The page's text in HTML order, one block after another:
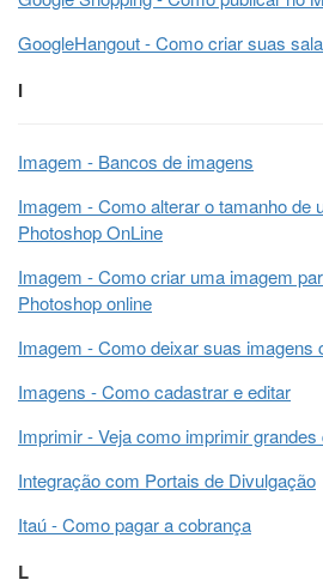
GoogleHangout - Como criar suas
I
Imagem - Bancos de imagens
Imagem - Como alterar o tamanho de
Photoshop OnLine
Imagem - Como criar uma imagem
Photoshop online
Imagem - Como deixar suas imagens
Imagens - Como cadastrar e editar
Imprimir - Veja como imprimir grandes
Integração com Portais de Divulgação
Itaú - Como pagar a cobrança
L